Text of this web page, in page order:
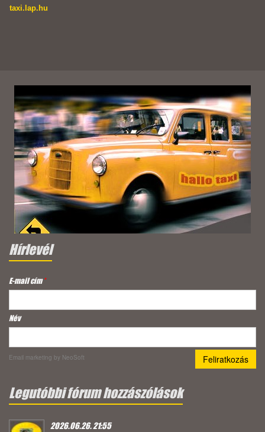
taxi.lap.hu
Hírlevél
E-mail cím*
Név
Email marketing by NeoSoft
Legutóbbi fórum hozzászólások
2026.06.26. 21:55